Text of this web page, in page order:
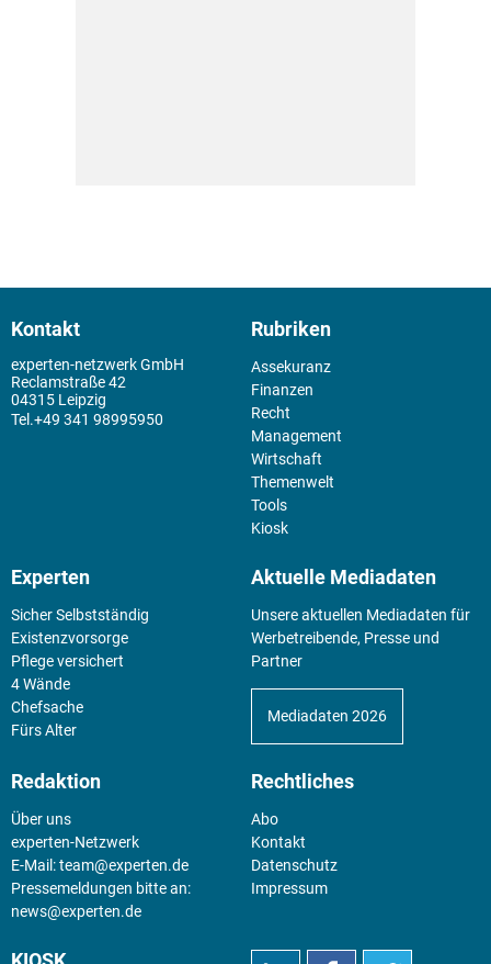
Kontakt
experten-netzwerk GmbH
Reclamstraße 42
04315 Leipzig
+49 341 98995950
Rubriken
Assekuranz
Finanzen
Recht
Management
Wirtschaft
Themenwelt
Tools
Kiosk
Experten
Sicher Selbstständig
Existenz­vorsorge
Pflege versichert
4 Wände
Chefsache
Fürs Alter
Aktuelle Mediadaten
Unsere aktuellen Mediadaten für
Werbetreibende, Presse und
Partner
Mediadaten 2026
Redaktion
Über uns
experten-Netzwerk
E-Mail:team@experten.de
Pressemeldungen bitte an:
news@experten.de
Rechtliches
Abo
Kontakt
Datenschutz
Impressum